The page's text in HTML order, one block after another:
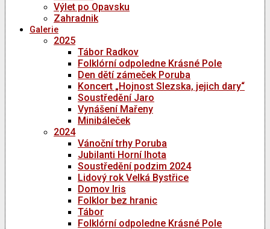
Výlet po Opavsku
Zahradnik
Galerie
2025
Tábor Radkov
Folklórní odpoledne Krásné Pole
Den dětí zámeček Poruba
Koncert „Hojnost Slezska, jejich dary“
Soustředění Jaro
Vynášení Mařeny
Minibáleček
2024
Vánoční trhy Poruba
Jubilanti Horní lhota
Soustředění podzim 2024
Lidový rok Velká Bystřice
Domov Iris
Folklor bez hranic
Tábor
Folklórní odpoledne Krásné Pole